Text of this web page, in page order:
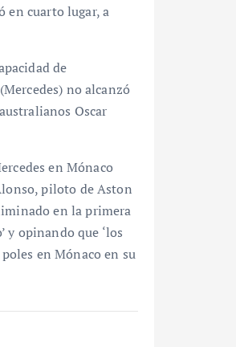
en cuarto lugar, a
de
no alcanzó
Oscar
en Mónaco
piloto de Aston
en la primera
y opinando que ‘los
en Mónaco en su